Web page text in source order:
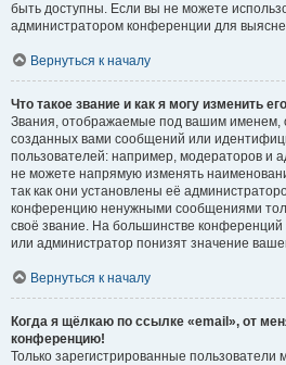
быть доступны. Если вы не можете
администратором конференции для
Вернуться к началу
Что такое звание и как я могу изменить
Звания, отображаемые под вашим именем,
созданных вами сообщений или
пользователей: например, модераторов и
не можете напрямую изменять
так как они установлены её
конференцию ненужными сообщениями
своё звание. На большинстве
или администратор понизят значение
Вернуться к началу
Когда я щёлкаю по ссылке «email», от
конференцию!
Только зарегистрированные пользователи